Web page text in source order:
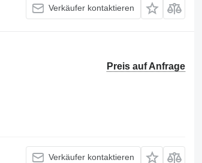
Verkäufer kontaktieren
Preis auf Anfrage
Verkäufer kontaktieren